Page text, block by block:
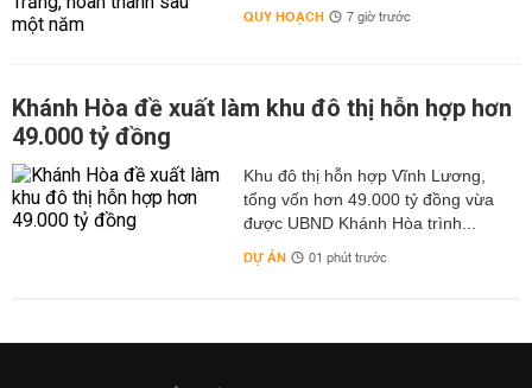
QUY HOẠCH 7 giờ trước
Khánh Hòa đề xuất làm khu đô thị hỗn hợp hơn
49.000 tỷ đồng
Khu đô thị hỗn hợp Vĩnh Lương,
tổng vốn hơn 49.000 tỷ đồng vừa
được UBND Khánh Hòa trình...
DỰ ÁN 01 phút trước